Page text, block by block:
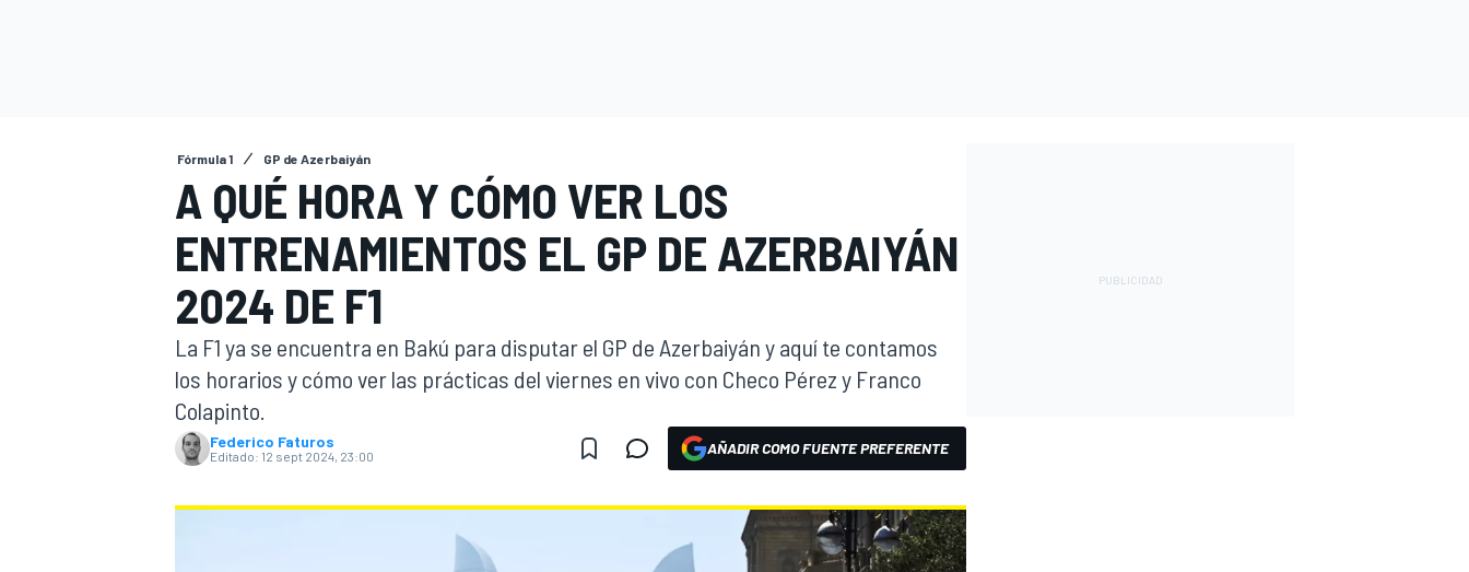
INDYCAR
Fórmula 1 GP de Azerbaiyán
A QUÉ HORA Y CÓMO VER LOS
ENTRENAMIENTOS EL GP DE AZERBAIYÁN
2024 DE F1
La F1 ya se encuentra en Bakú para disputar el GP de Azerbaiyán y aquí te contamos
los horarios y cómo ver las prácticas del viernes en vivo con Checo Pérez y Franco
Colapinto.
Federico Faturos
Editado: 12 sept 2024, 23:00 AÑADIR COMO FUENTE PREFERENTE